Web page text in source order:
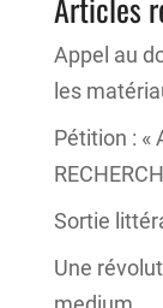
Appel au
les
Pétition : «
Sortie
Une